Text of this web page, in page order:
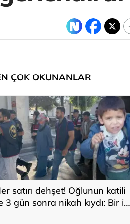
ÇOK OKUNANLAR
satırı dehşet! Oğlunun katili
3 gün sonra nikah kıydı: Bir iki